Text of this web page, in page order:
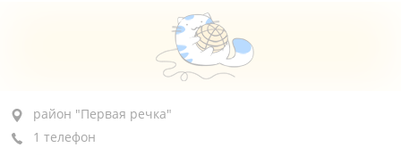
район "Первая речка", пр-т Партизанский, 11
+7 (423) 245-87-88
район "Первая речка"
1 телефон